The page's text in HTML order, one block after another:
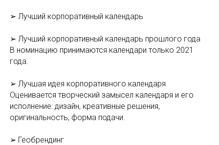
➢ Лучший корпоративный календарь
➢ Лучший корпоративный календарь прошлого года
В номинацию принимаются календари только 2021
года.
➢ Лучшая идея корпоративного календаря
Оценивается творческий замысел календаря и его
исполнение: дизайн, креативные решения,
оригинальность, форма подачи.
➢ Геобрендинг